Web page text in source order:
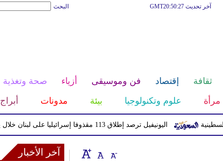
البحث آخر تحديث GMT20:50:27
ثقافة إقتصاد فن وموسيقى أزياء صحة وتغذية
مرأة علوم وتكنولوجيا بيئة مدونات أبراج
اليونيفيل ترصد إطلاق 113 مقذوفا إسرائيليا على لبنان خلال يوم واحد
آخر الأخبار